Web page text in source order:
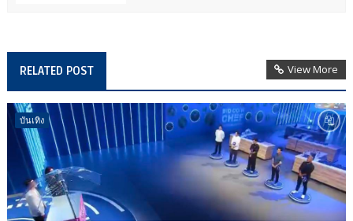
RELATED POST View More
บันเทิง